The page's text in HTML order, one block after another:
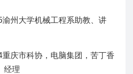
渝州大学机械工程系助教、讲
庆市科协，电脑集团，苦丁香
经理